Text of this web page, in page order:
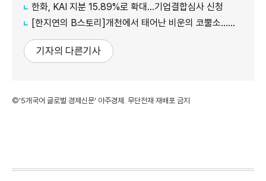
한화, KAI 지분 15.89%로 확대…기업결합심사 신청
[한지연의 B스토리]개천에서 태어난 비운의 코뿔소…中 자본 얻고 'K-Jeep' 도약할까
기자의 다른기사
©'5개국어 글로벌 경제신문' 아주경제. 무단전재·재배포 금지